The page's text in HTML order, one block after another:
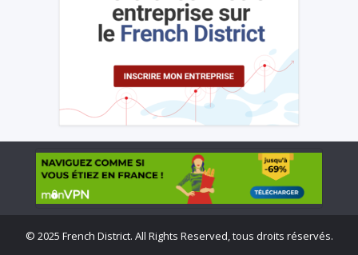
© 2025 French District. All Rights Reserved, tous droits réservés.